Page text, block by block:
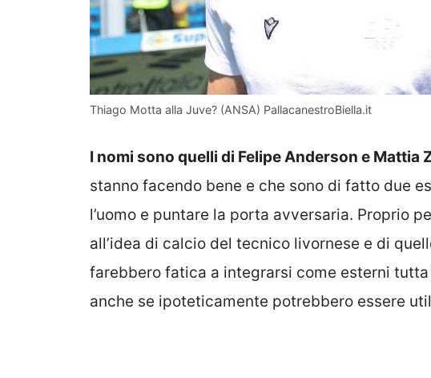
Thiago Motta alla Juve? (ANSA) PallacanestroBiella.it
I nomi sono quelli di Felipe Anderson e Mattia
stanno facendo bene e che sono di fatto due
l’uomo e puntare la porta avversaria. Proprio
all’idea di calcio del tecnico livornese e di
farebbero fatica a integrarsi come esterni
anche se ipoteticamente potrebbero essere